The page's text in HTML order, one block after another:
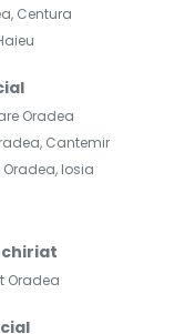
Centura
Oradea
Cantemir
Iosia
Oradea